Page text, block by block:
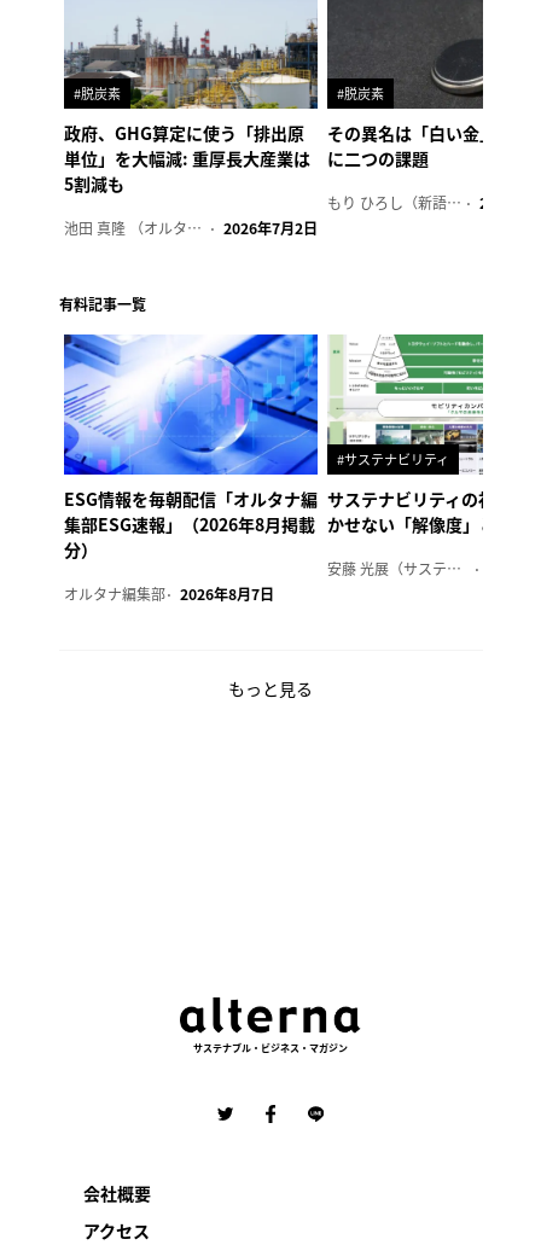
#脱炭素
政府、GHG算定に使う「排出原
単位」を大幅減: 重厚長大産業は
5割減も
池田 真隆 （オルタナ輪番編集長） 2026年7月2日
#脱炭素
その異名は「白い金」、リ
に二つの課題
もり ひろし（新語ウォッチャー） 2023年7
有料記事一覧
ESG情報を毎朝配信「オルタナ編
集部ESG速報」（2026年8月掲載
分）
オルタナ編集部 2026年8月7日
#サステナビリティ
サステナビリティの社内浸
かせない「解像度」とは
安藤 光展（サステナビリティ・コンサルタント）
もっと見る
サステナブル・ビジネス・マガジン
会社概要
アクセス